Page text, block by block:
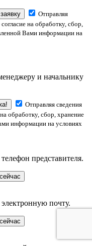
Отправляя
на обработку, сбор,
Вами информации на
и начальнику
Отправляя сведения
обработку, сбор, хранение
информации на условиях
представителя.
почту.